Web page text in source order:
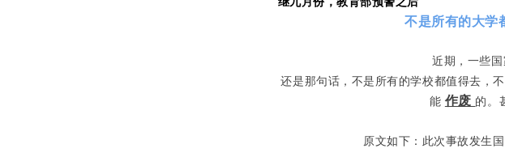
不是所有的大学
近期，一些
还是那句话，不是所有的学校都值得去，
能 作废 的。
原文如下：此次事故发生国